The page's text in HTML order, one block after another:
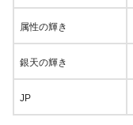
属性の輝き
銀天の輝き
JP